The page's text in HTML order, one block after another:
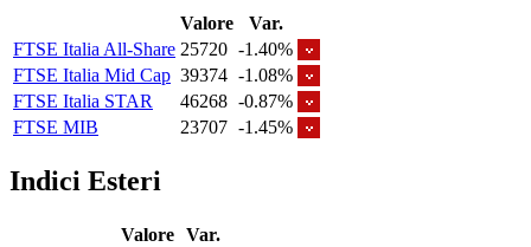
Valore
Var.
FTSE Italia All-Share 25720 -1.40%
FTSE Italia Mid Cap 39374 -1.08%
FTSE Italia STAR
46268 -0.87%
FTSE MIB
23707 -1.45%
Indici Esteri
Valore Var.